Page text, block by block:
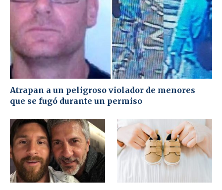
Atrapan a un peligroso violador de menores
que se fugó durante un permiso